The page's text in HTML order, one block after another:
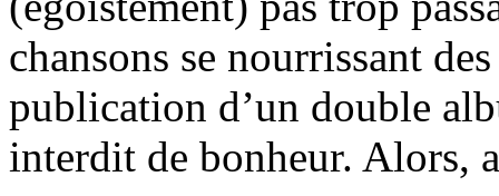
chansons se nourrissant
publication d’un double
interdit de bonheur. Alors,